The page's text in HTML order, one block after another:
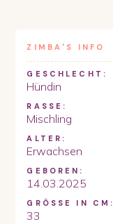
ZIMBA 'S INFO
GESCHLECHT:
Hündin
RASSE:
Mischling
ALTER:
Erwachsen
GEBOREN:
14.03.2025
GRÖSSE IN CM:
33